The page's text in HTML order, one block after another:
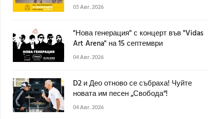
05 Авг. 2026
"Нова генерация" с концерт във "Vidas
Art Arena" на 15 септември
04 Авг. 2026
D2 и Део отново се събраха! Чуйте
новата им песен „Свобода“!
04 Авг. 2026